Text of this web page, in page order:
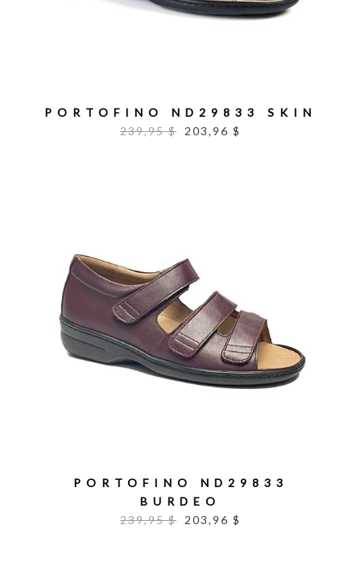
PORTOFINO ND29833 SKIN
239,95 $
203,96 $
PORTOFINO ND29833
BURDEO
239,95 $
203,96 $